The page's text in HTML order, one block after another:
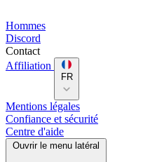
Hommes
Discord
Contact
Affiliation
FR
Mentions légales
Confiance et sécurité
Centre d'aide
Ouvrir le menu latéral